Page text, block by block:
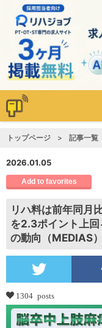
トップページ 記事一覧
2026.01.05
Add to favorites
リハ料は前年同月
を2.3ポイント上
の動向（MEDIAS）
1304 posts